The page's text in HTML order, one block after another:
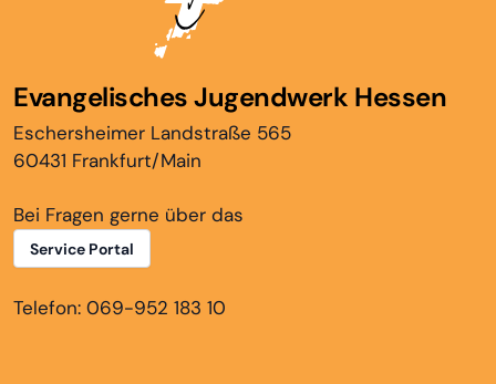
Evangelisches Jugendwerk Hessen
Eschersheimer Landstraße 565
60431 Frankfurt/Main
Bei Fragen gerne über das
Service Portal
Telefon: 069-952 183 10